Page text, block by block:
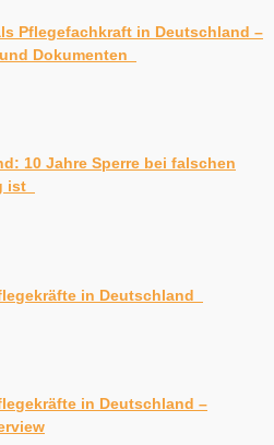
Pflegefachkraft in Deutschland –
Dokumenten
10 Jahre Sperre bei falschen
ist
in Deutschland
in Deutschland –